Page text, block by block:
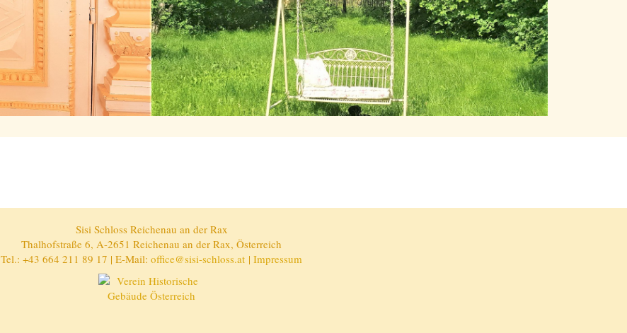
Sisi Schloss Reichenau an der Rax
Thalhofstraße 6, A-2651 Reichenau an der Rax, Österreich
Tel.: +43 664 211 89 17 | E-Mail: office@sisi-schloss.at | Impressum